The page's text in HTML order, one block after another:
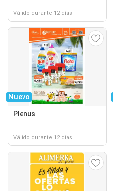
Válido durante 12 días
Nuevo
Plenus
Válido durante 12 días